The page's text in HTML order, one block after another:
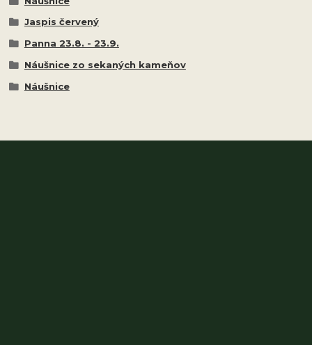
Jaspis červený
Panna 23.8. - 23.9.
Náušnice zo sekaných kameňov
Náušnice